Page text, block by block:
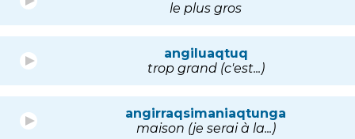
le plus gros
angiluaqtuq
trop grand (c'est...)
angirraqsimaniaqtunga
maison (je serai à la...)